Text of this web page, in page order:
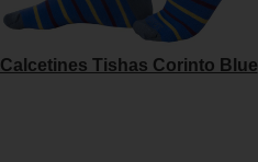
Calcetines Tishas Corinto Blue